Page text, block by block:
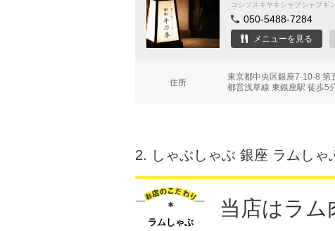
コシツスキヤキシャブシャブギ
050-5488-7284
メニューを見る
住所
東京都中央区銀座7-10-8
都営浅草線 東銀座駅 徒歩5
2. しゃぶしゃぶ 銀座 ラムし
ラムしゃぶ
当店はラム